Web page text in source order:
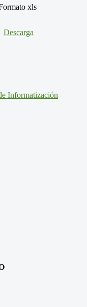
xls
Descarga
Informatización